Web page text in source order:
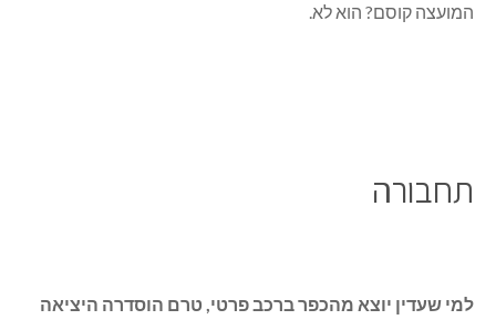
המועצה קוסם? הוא לא.
תחבורה
למי שעדין יוצא מהכפר ברכב פרטי, טרם הוסדרה היציאה